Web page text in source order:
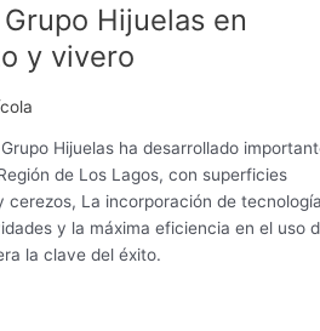
Hijuelas en
y vivero
Hijuelas ha desarrollado
de Los Lagos, con superficies
cerezos, La incorporación de
y la máxima eficiencia en el uso
la clave del éxito.